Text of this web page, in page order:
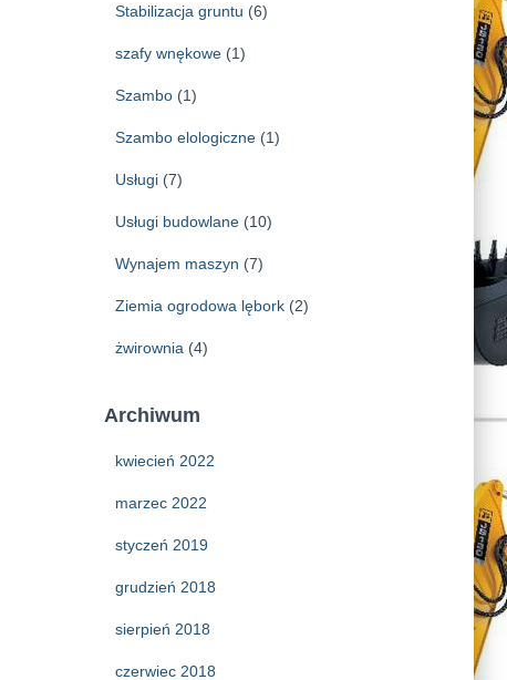
Stabilizacja gruntu (6)
szafy wnękowe(1)
Szambo(1)
Szambo elologiczne(1)
Usługi(7)
Usługi budowlane(10)
Wynajem maszyn (7)
Ziemia ogrodowa lębork(2)
żwirownia (4)
Archiwum
kwiecień 2022
marzec 2022
styczeń 2019
grudzień 2018
sierpień 2018
czerwiec 2018